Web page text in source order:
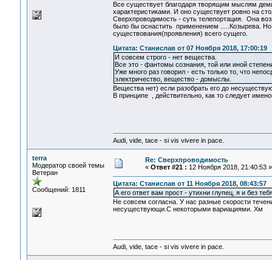
Все существует благодаря творящим мыслям
характеристиками. И оно существует ровно на
Сверхпроводимость - суть телепортация. Она
было бы оснастить применением .....Козырева.
существования(проявления) всего сущего.
Цитата: Станислав от 07 Ноября 2018, 17:00:19
И совсем строго - нет вещества.
Все это - фантомы сознания, той или иной
Уже много раз говорил - есть только то, что
электричество, вещество - домыслы.
Вещества нет) если разобрать его до
В принципе , действительно, как то следует
Audi, vide, tace - si vis vivere in pace.
terra
Модератор своей темы
Ветеран
Сообщений: 1811
Re: Сверхпроводимость
« Ответ #21 : 12 Ноября 2018, 21:40:53 »
Цитата: Станислав от 11 Ноября 2018, 08:43:57
А его ответ вам прост - утихни глупец, я и без
Не совсем согласна. У нас разные скорости
несуществующи.С некоторыми вариациями. Хм
Audi, vide, tace - si vis vivere in pace.